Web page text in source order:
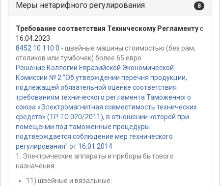
Меры нетарифного регулирования 8
Требование соответствия Техническому Регламентус
16.04.2023
8452 10 110 0 - швейные машины стоимостью (без рам,
столиков или тумбочек) более 65 евро
Решение Коллегии Евразийской Экономической
Комиссии № 2 "Об утверждении перечня продукции,
подлежащей обязательной оценке соответствия
требованиям технического регламента Таможенного
союза «Электромагнитная совместимость технических
средств» (ТР ТС 020/2011), в отношении которой при
помещении под таможенные процедуры
подтверждается соблюдение мер технического
регулирования" от 16.01.2014
1. Электрические аппараты и приборы бытового
назначения
11) швейные и вязальные: